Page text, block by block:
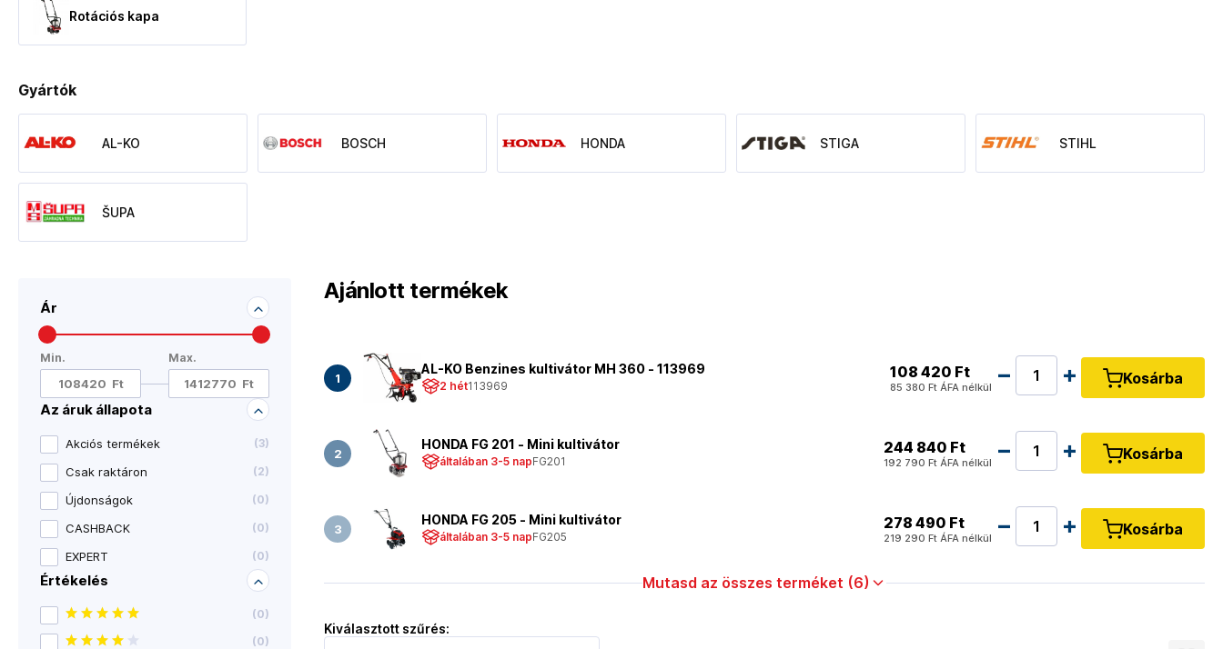
Ár
Min. Max.
Az áruk állapota
Akciós termékek (3)
Csak raktáron (2)
Újdonságok (0)
CASHBACK (0)
EXPERT (0)
Értékelés
(0)
(0)
Rotációs kapa
Gyártók
AL-KO BOSCH HONDA STIGA STIHL
ŠUPA
Ajánlott termékek
AL-KO Benzines kultivátor MH 360 - 113969
2 hét113969
108 420 Ft
85 380 Ft ÁFA nélkül Kosárba
HONDA FG 201 - Mini kultivátor
általában 3-5 napFG201
244 840 Ft
192 790 Ft ÁFA nélkül Kosárba
HONDA FG 205 - Mini kultivátor
általában 3-5 napFG205
278 490 Ft
219 290 Ft ÁFA nélkül Kosárba
Mutasd az összes terméket (6)
Kiválasztott szűrés: